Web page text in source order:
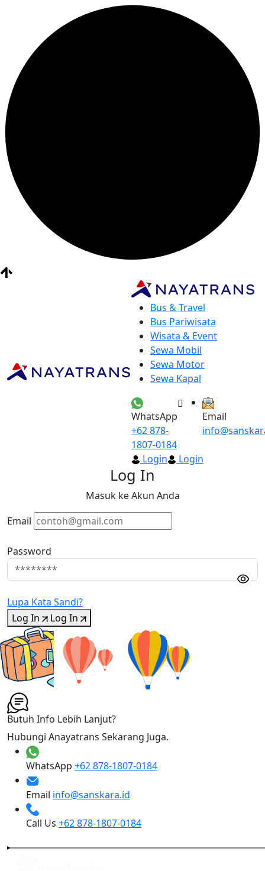
Bus & Travel
Bus Pariwisata
Wisata & Event
Sewa Mobil
Sewa Motor
Sewa Kapal
WhatsApp
+62 878-
1807-0184
Email
Login Login
Log In
Masuk ke Akun Anda
Email
Password
Lupa Kata Sandi?
Log In
Log In
Butuh Info Lebih Lanjut?
Hubungi Anayatrans Sekarang Juga.
WhatsApp +62 878-1807-0184
Email info@sanskara.id
Call Us +62 878-1807-0184